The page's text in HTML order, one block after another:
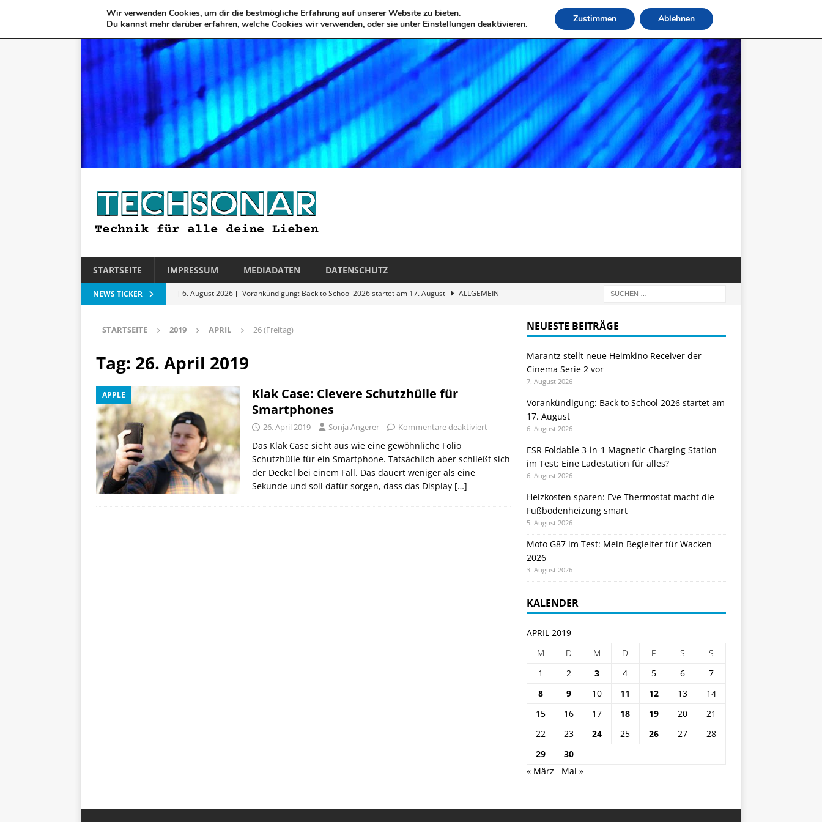
STARTSEITE IMPRESSUM MEDIADATEN DATENSCHUTZ
NEWS TICKER [ 6. August 2026 ] Vorankündigung: Back to School 2026 startet am 17. August
ALLGEMEIN
alles?
APPLE
[ 5. August 2026 ] Heizkosten sparen: Eve Thermostat macht die Fußbodenheizung smart
SMART HOME
[ 3. August 2026 ]
Moto G87 im Test: Mein Begleiter für Wacken 2026
TELEFON
[ 7. August 2026 ]
Marantz stellt neue Heimkino Receiver der Cinema Serie 2 vor
STARTSEITE 2019 APRIL 26 (Freitag)
Tag: 26. April 2019
APPLE
Klak Case: Clevere Schutzhülle für
Smartphones
26. April 2019 Sonja Angerer Kommentare deaktiviert
Das Klak Case sieht aus wie eine gewöhnliche Folio
Schutzhülle für ein Smartphone. Tatsächlich aber schließt sich
der Deckel bei einem Fall. Das dauert weniger als eine
Sekunde und soll dafür sorgen, dass das Display […]
NEUESTE BEITRÄGE
Marantz stellt neue Heimkino Receiver der
Cinema Serie 2 vor
7. August 2026
Vorankündigung: Back to School 2026 startet am
17. August
6. August 2026
ESR Foldable 3-in-1 Magnetic Charging Station
im Test: Eine Ladestation für alles?
6. August 2026
Heizkosten sparen: Eve Thermostat macht die
Fußbodenheizung smart
5. August 2026
Moto G87 im Test: Mein Begleiter für Wacken
2026
3. August 2026
KALENDER
APRIL 2019
M
D M D F S
S
1
2 3 4 5 6
7
8
9 10 11 12 13
14
15
16 17 18 19 20
21
22
23 24 25 26 27
28
29
30
« März
Mai »
Wir verwenden Cookies, um dir die bestmögliche Erfahrung auf unserer Website zu bieten.
Du kannst mehr darüber erfahren, welche Cookies wir verwenden, oder sie unter Einstellungen deaktivieren. Zustimmen Ablehnen